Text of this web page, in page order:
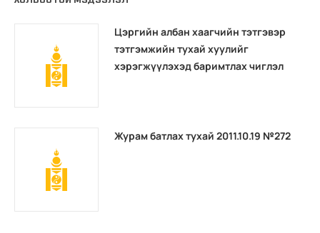
Цэргийн албан хаагчийн тэтгэвэр
тэтгэмжийн тухай хуулийг
хэрэгжүүлэхэд баримтлах чиглэл
Журам батлах тухай 2011.10.19 №272